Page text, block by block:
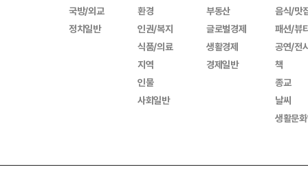
국방/외교
정치일반
환경
인권/복지
식품/의료
지역
인물
사회일반
부동산
글로벌경제
생활경제
경제일반
음식/맛
패션/뷰
공연/전
책
종교
날씨
생활문